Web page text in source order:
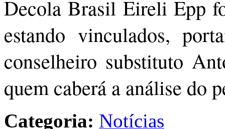
Decola Brasil Eireli Epp
estando vinculados,
conselheiro substituto
quem caberá a análise do
Categoria: Notícias